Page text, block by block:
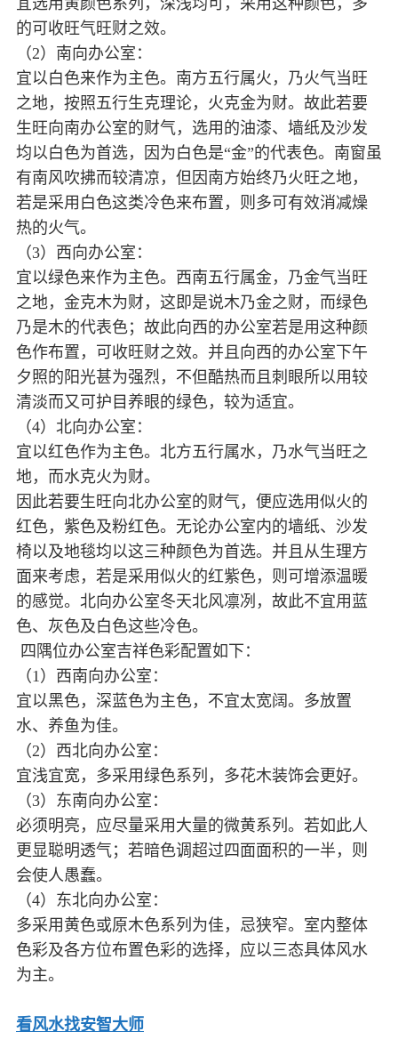
宜选用黄颜色系列，深浅均可，采用这种颜色，多
的可收旺气旺财之效。
（2）南向办公室：
宜以白色来作为主色。南方五行属火，乃火气当旺
之地，按照五行生克理论，火克金为财。故此若要
生旺向南办公室的财气，选用的油漆、墙纸及沙发
均以白色为首选，因为白色是“金”的代表色。南窗虽
有南风吹拂而较清凉，但因南方始终乃火旺之地，
若是采用白色这类冷色来布置，则多可有效消减燥
热的火气。
（3）西向办公室：
宜以绿色来作为主色。西南五行属金，乃金气当旺
之地，金克木为财，这即是说木乃金之财，而绿色
乃是木的代表色；故此向西的办公室若是用这种颜
色作布置，可收旺财之效。并且向西的办公室下午
夕照的阳光甚为强烈，不但酷热而且刺眼所以用较
清淡而又可护目养眼的绿色，较为适宜。
（4）北向办公室：
宜以红色作为主色。北方五行属水，乃水气当旺之
地，而水克火为财。
因此若要生旺向北办公室的财气，便应选用似火的
红色，紫色及粉红色。无论办公室内的墙纸、沙发
椅以及地毯均以这三种颜色为首选。并且从生理方
面来考虑，若是采用似火的红紫色，则可增添温暖
的感觉。北向办公室冬天北风凛冽，故此不宜用蓝
色、灰色及白色这些冷色。
四隅位办公室吉祥色彩配置如下：
（1）西南向办公室：
宜以黑色，深蓝色为主色，不宜太宽阔。多放置
水、养鱼为佳。
（2）西北向办公室：
宜浅宜宽，多采用绿色系列，多花木装饰会更好。
（3）东南向办公室：
必须明亮，应尽量采用大量的微黄系列。若如此人
更显聪明透气；若暗色调超过四面面积的一半，则
会使人愚蠢。
（4）东北向办公室：
多采用黄色或原木色系列为佳，忌狭窄。室内整体
色彩及各方位布置色彩的选择，应以三态具体风水
为主。
看风水找安智大师